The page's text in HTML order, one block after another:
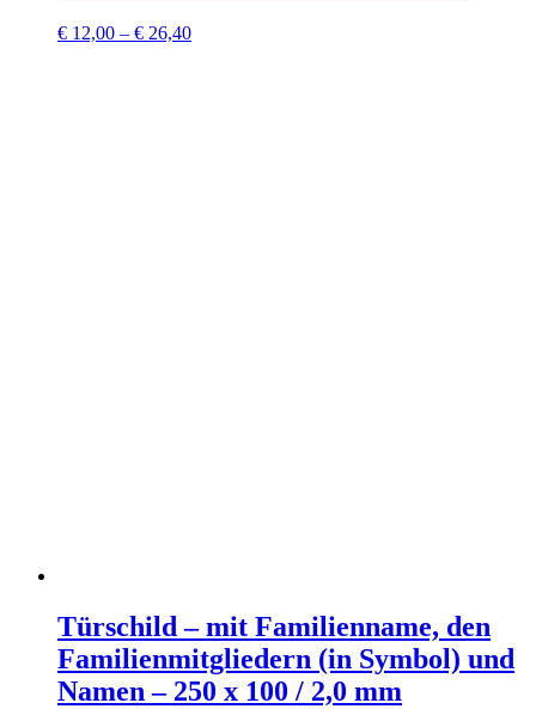
€ 12,00 – € 26,40
Türschild – mit Familienname, den
Familienmitgliedern (in Symbol) und
Namen – 250 x 100 / 2,0 mm